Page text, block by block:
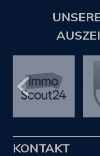
KONTAKT